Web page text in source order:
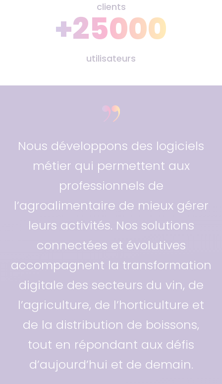
clients
+25000
utilisateurs
Nous développons des logiciels
métier qui permettent aux
professionnels de
l’agroalimentaire de mieux gérer
leurs activités. Nos solutions
connectées et évolutives
accompagnent la transformation
digitale des secteurs du vin, de
l’agriculture, de l’horticulture et
de la distribution de boissons,
tout en répondant aux défis
d’aujourd’hui et de demain.